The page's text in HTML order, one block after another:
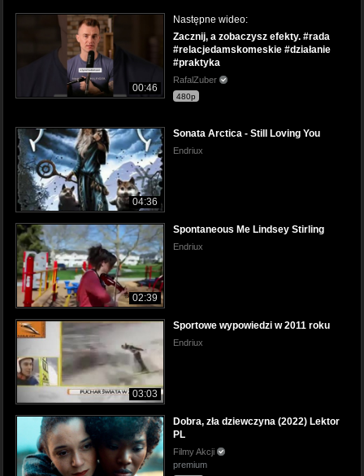
00:46
Następne wideo:
Zacznij, a zobaczysz efekty. #rada
#relacjedamskomeskie #działanie
#praktyka
RafalZuber
480p
04:36
Sonata Arctica - Still Loving You
Endriux
02:39
Spontaneous Me Lindsey Stirling
Endriux
03:03
Sportowe wypowiedzi w 2011 roku
Endriux
Dobra, zła dziewczyna (2022) Lektor
PL
Filmy Akcji
premium